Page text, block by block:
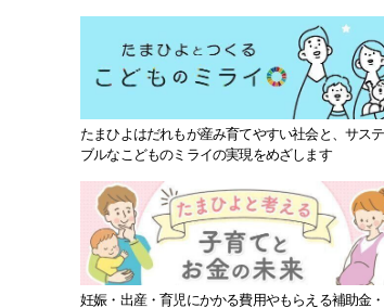
たまひよはだれもが産み育てやすい社会と、サス
ブルなこどものミライの実現をめざします
妊娠・出産・育児にかかる費用やもらえる補助金